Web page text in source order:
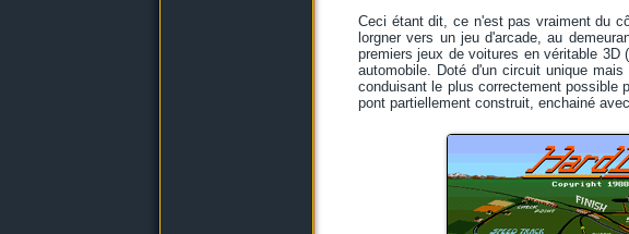
Ceci étant dit, ce n'est pas vraiment du
lorgner vers un jeu d'arcade, au
premiers jeux de voitures en véritable 3D
automobile. Doté d'un circuit unique
conduisant le plus correctement possible
pont partiellement construit, enchainé